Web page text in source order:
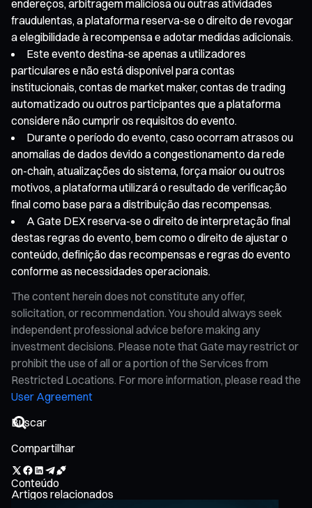
endereços, arbitragem maliciosa ou outras atividades
fraudulentas, a plataforma reserva-se o direito de revogar
a elegibilidade à recompensa e adotar medidas adicionais.
Este evento destina-se apenas a utilizadores
particulares e não está disponível para contas
institucionais, contas de market maker, contas de trading
automatizado ou outros participantes que a plataforma
considere não cumprir os requisitos do evento.
Durante o período do evento, caso ocorram atrasos ou
anomalias de dados devido a congestionamento da rede
on-chain, atualizações do sistema, força maior ou outros
motivos, a plataforma utilizará o resultado de verificação
final como base para a distribuição das recompensas.
A Gate DEX reserva-se o direito de interpretação final
destas regras do evento, bem como o direito de ajustar o
conteúdo, definição das recompensas e regras do evento
conforme as necessidades operacionais.
The content herein does not constitute any offer,
solicitation, or recommendation. You should always seek
independent professional advice before making any
investment decisions. Please note that Gate may restrict or
prohibit the use of all or a portion of the Services from
Restricted Locations. For more information, please read the
User Agreement
Compartilhar
Conteúdo
Artigos relacionados